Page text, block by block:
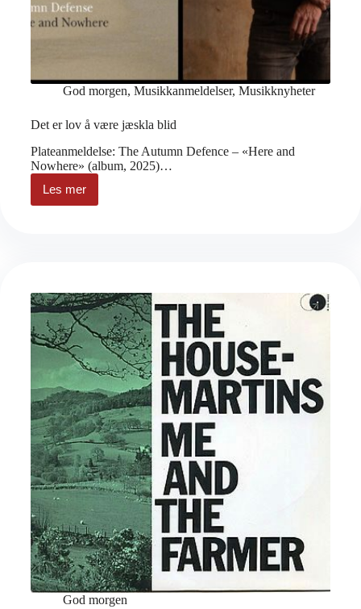
God morgen, Musikkanmeldelser, Musikknyheter
Det er lov å være jæskla blid
Plateanmeldelse: The Autumn Defence – «Here and
Nowhere» (album, 2025)…
Les mer
Det
er
God morgen